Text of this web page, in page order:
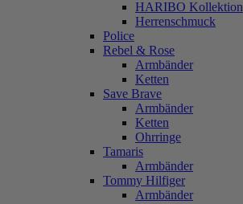
HARIBO Kollektion
Herrenschmuck
Police
Rebel & Rose
Armbänder
Ketten
Save Brave
Armbänder
Ketten
Ohrringe
Tamaris
Armbänder
Tommy Hilfiger
Armbänder